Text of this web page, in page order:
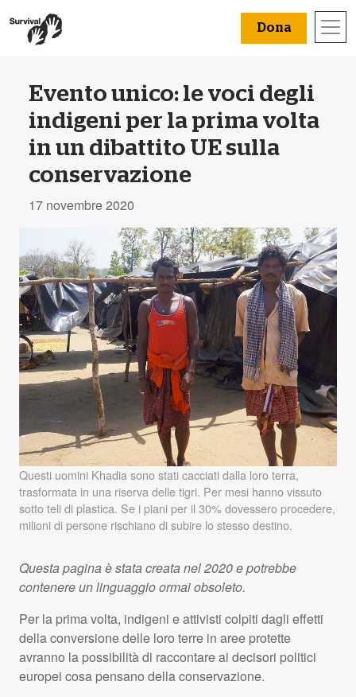
Dona
Evento unico: le voci degli
indigeni per la prima volta
in un dibattito UE sulla
conservazione
17 novembre 2020
Questi uomini Khadia sono stati cacciati dalla loro terra,
trasformata in una riserva delle tigri. Per mesi hanno vissuto
sotto teli di plastica. Se i piani per il 30% dovessero procedere,
milioni di persone rischiano di subire lo stesso destino.
Questa pagina è stata creata nel 2020 e potrebbe
contenere un linguaggio ormai obsoleto.
Per la prima volta, indigeni e attivisti colpiti dagli effetti
della conversione delle loro terre in aree protette
avranno la possibilità di raccontare ai decisori politici
europei cosa pensano della conservazione.